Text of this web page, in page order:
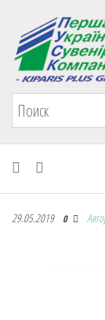
Первая
Первая
29.05.2019 0